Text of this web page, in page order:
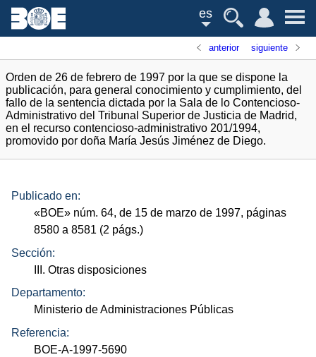
es
anterior siguiente
Orden de 26 de febrero de 1997 por la que se dispone la
publicación, para general conocimiento y cumplimiento, del
fallo de la sentencia dictada por la Sala de lo Contencioso-
Administrativo del Tribunal Superior de Justicia de Madrid,
en el recurso contencioso-administrativo 201/1994,
promovido por doña María Jesús Jiménez de Diego.
Publicado en:
«BOE» núm. 64, de 15 de marzo de 1997, páginas
8580 a 8581 (2 págs.)
Sección:
III. Otras disposiciones
Departamento:
Ministerio de Administraciones Públicas
Referencia:
BOE-A-1997-5690